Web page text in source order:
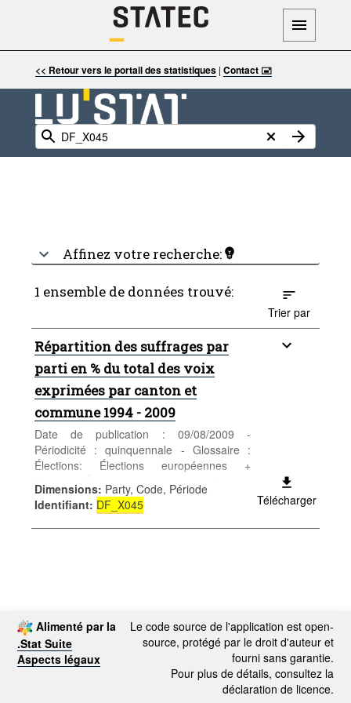
<< Retour vers le portail des statistiques| Contact 🖃
Affinez votre recherche:
1 ensemble de données trouvé:
Trier par
Répartition des suffrages par
parti en % du total des voix
exprimées par canton et
commune 1994 - 2009
Date de publication : 09/08/2009 -
Périodicité : quinquennale - Glossaire :
Élections: Élections européennes +
Politique: Élections européennes - Source:
Statec - Catégorie: Conditions sociales -
Politique - Mots-clés: politique
Dimensions: Party, Code, Période
Identifiant: DF_X045 Télécharger
Alimenté par la
.Stat Suite
Aspects légaux
Le code source de l'application est open-
source, protégé par le droit d'auteur et
fourni sans garantie.
Pour plus de détails, consultez la
déclaration de licence.